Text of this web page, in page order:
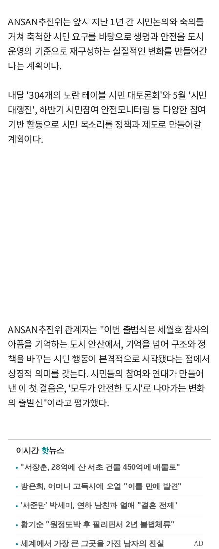
ANSAN추진위는 앞서 지난 1년 간 시민논의와 숙의를
거쳐 축척한 시민 요구를 바탕으로 생명과 안전을 도시
운영의 기준으로 재구성하는 실질적인 변화를 만들어간
다는 계획이다.
내달 '304개의 노란 테이블 시민 대토론회'와 5월 '시민
대행진', 하반기 시민참여 안전모니터링 등 다양한 참여
기반 활동으로 시민 목소리를 정책과 제도로 만들어갈
계획이다.
ANSAN추진위 관계자는 "이번 출범식은 세월호 참사의
아픔을 기억하는 도시 안산에서, 기억을 넘어 구조와 정
책을 바꾸는 시민 행동이 본격적으로 시작됐다는 점에서
상징적 의미를 갖는다. 시민들의 참여와 연대가 만들어
낸 이 첫 걸음은, '모두가 안전한 도시'로 나아가는 변화
의 출발선"이라고 평가했다.
이시간 핫뉴스
"서장훈, 28억에 산 서초 건물 450억에 매물로"
방은희, 어머니 고독사에 오열 "이틀 만에 발견"
'서준맘' 박세미, 연하 남친과 열애 "결혼 전제"
황기순 "원정도박 후 필리핀서 2년 불법체류"